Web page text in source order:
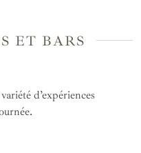
ET BARS
d’expériences